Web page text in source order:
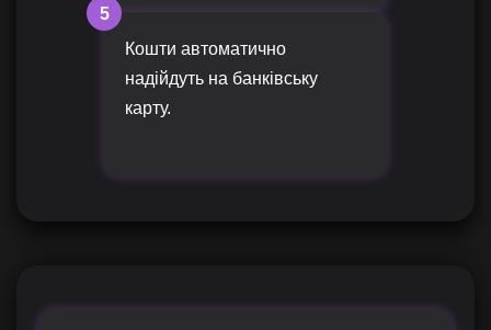
5
Кошти автоматично
надійдуть на банківську
карту.